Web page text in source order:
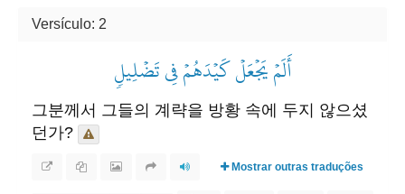
Versículo: 2
أَلَمۡ يَجۡعَلۡ كَيۡدَهُمۡ فِي تَضۡلِيلٖ
그분께서 그들의 계략을 방황 속에 두지 않으셨
던가?
Mostrar outras traduções